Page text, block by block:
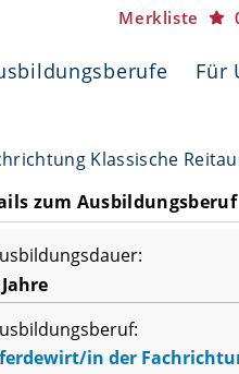
Merkliste
Für
Klassische
zum Ausbildungsberuf
in der